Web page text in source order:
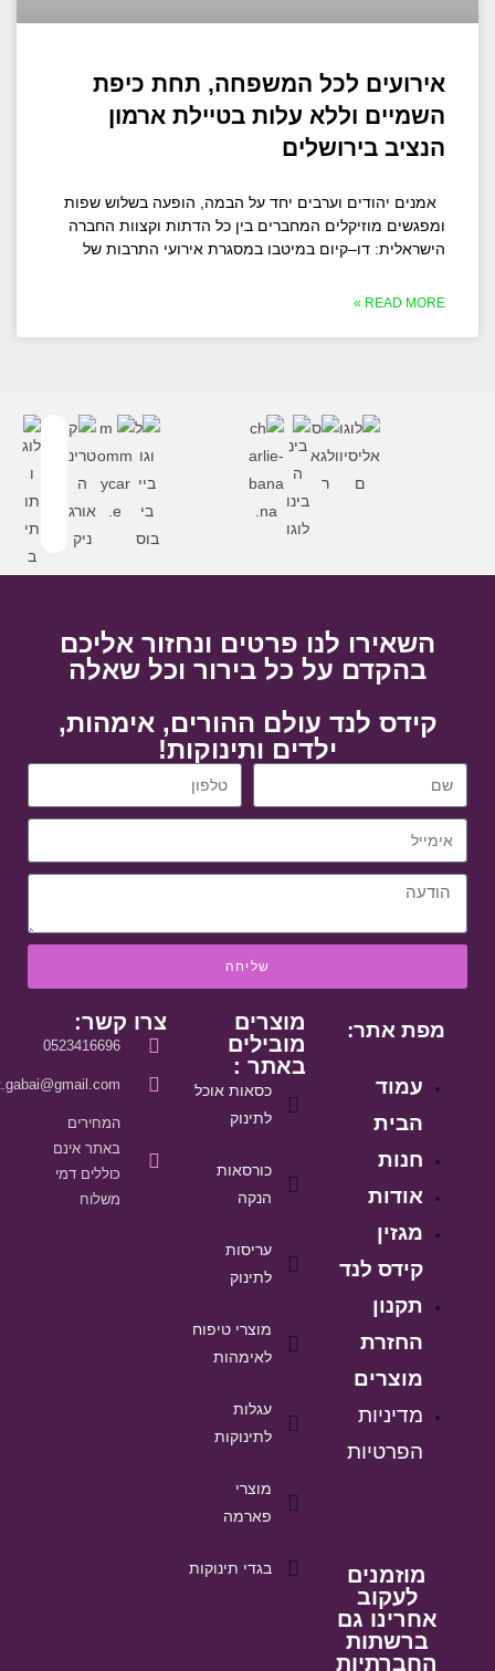
אירועים לכל המשפחה, תחת כיפת
השמיים וללא עלות בטיילת ארמון
הנציב בירושלים
אמנים יהודים וערבים יחד על הבמה, הופעה בשלוש שפות
ומפגשים מוזיקלים המחברים בין כל הדתות וקצוות החברה
הישראלית: דו–קיום במיטבו במסגרת אירועי התרבות של
READ MORE »
השאירו לנו פרטים ונחזור אליכם
בהקדם על כל בירור וכל שאלה
קידס לנד עולם ההורים, אימהות,
ילדים ותינוקות!
שליחה
מפת אתר:
עמוד
הבית
חנות
אודות
מגזין
קידס לנד
תקנון
החזרת
מוצרים
מדיניות
הפרטיות
מוזמנים
לעקוב
אחרינו גם
ברשתות
החברתיות
מוצרים
מובילים
באתר :
כסאות אוכל
לתינוק
כורסאות
הנקה
עריסות
לתינוק
מוצרי טיפוח
לאימהות
עגלות
לתינוקות
מוצרי
פארמה
בגדי תינוקות
צרו קשר:
0523416696
המחירים
באתר אינם
כוללים דמי
משלוח